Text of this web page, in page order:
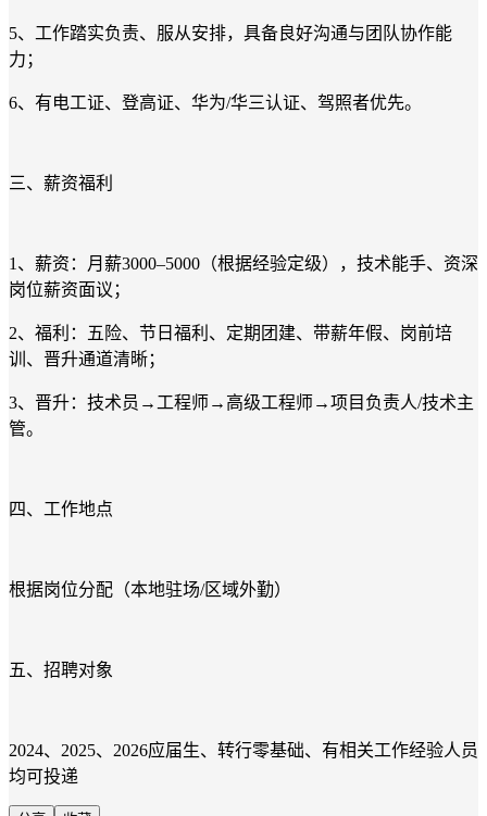
5、工作踏实负责、服从安排，具备良好沟通与团队协作能
力；
6、有电工证、登高证、华为/华三认证、驾照者优先。
三、薪资福利
1、薪资：月薪3000–5000（根据经验定级），技术能手、资深
岗位薪资面议；
2、福利：五险、节日福利、定期团建、带薪年假、岗前培
训、晋升通道清晰；
3、晋升：技术员→工程师→高级工程师→项目负责人/技术主
管。
四、工作地点
根据岗位分配（本地驻场/区域外勤）
五、招聘对象
2024、2025、2026应届生、转行零基础、有相关工作经验人员
均可投递